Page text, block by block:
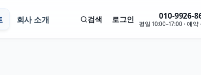
검색 로그인 010-9926-
평일 10:00–17:00 · 예약
회사 소개